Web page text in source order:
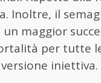
Inoltre, il
maggior
per tutte
iniettiva.